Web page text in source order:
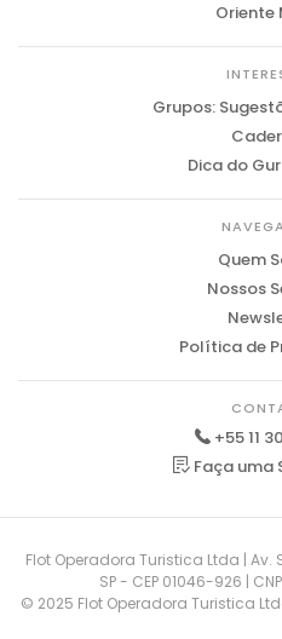
Oriente
Grupos:
Dica do
Quem
Nossos
Política de
+55 11
Faça uma
Flot Operadora Turistica Ltda |
SP - CEP 01046-926 |
© 2025 Flot Operadora Turistica